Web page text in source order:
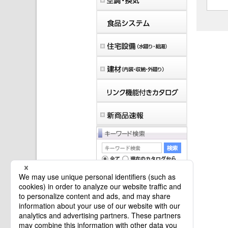
マイバインダーは空です。